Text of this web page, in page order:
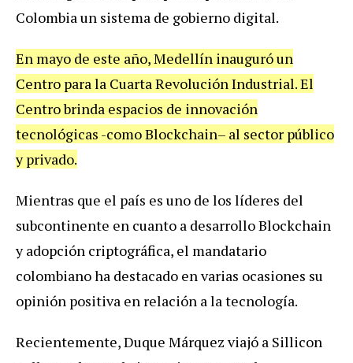
Colombia un sistema de gobierno digital.
En mayo de este año, Medellín inauguró un
Centro para la Cuarta Revolución Industrial. El
Centro brinda espacios de innovación
tecnológicas -como Blockchain– al sector público
y privado.
Mientras que el país es uno de los líderes del
subcontinente en cuanto a desarrollo Blockchain
y adopción criptográfica, el mandatario
colombiano ha destacado en varias ocasiones su
opinión positiva en relación a la tecnología.
Recientemente, Duque Márquez viajó a Sillicon